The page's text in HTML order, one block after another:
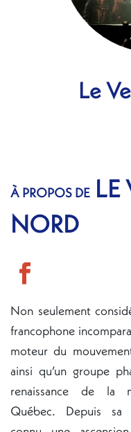
Le
À PROPOS DE LE
NORD
Non seulement
francophone
moteur du
ainsi qu’un groupe
renaissance de la
Québec. Depuis